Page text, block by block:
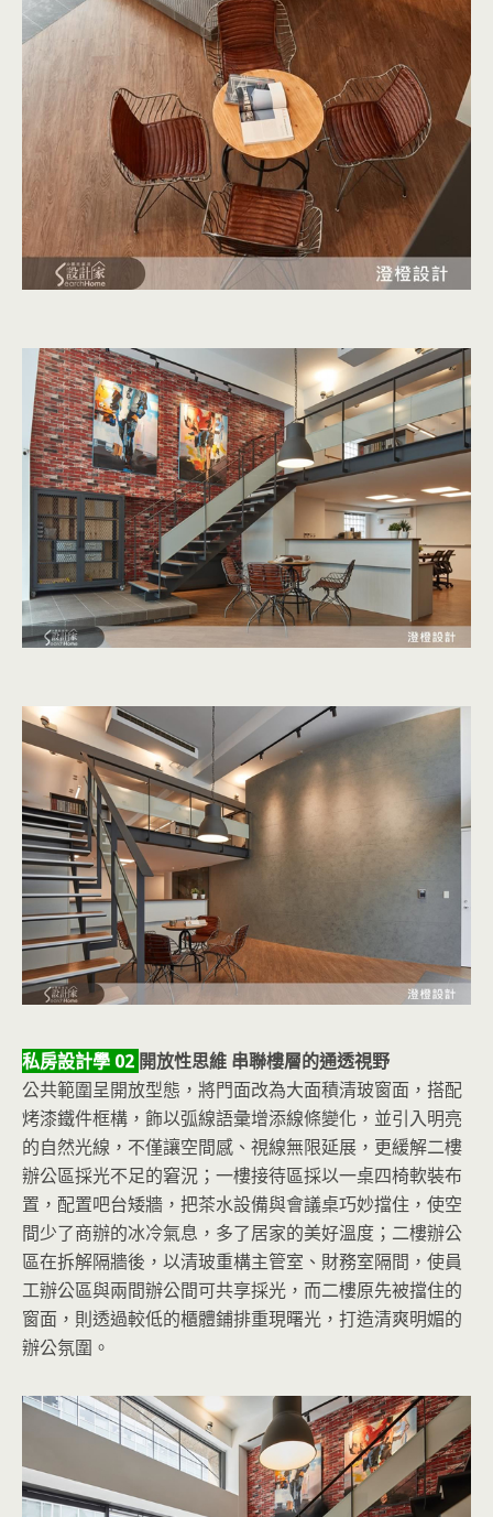
私房設計學 02 開放性思維 串聯樓層的通透視野
公共範圍呈開放型態，將門面改為大面積清玻窗面，搭配
烤漆鐵件框構，飾以弧線語彙增添線條變化，並引入明亮
的自然光線，不僅讓空間感、視線無限延展，更緩解二樓
辦公區採光不足的窘況；一樓接待區採以一桌四椅軟裝布
置，配置吧台矮牆，把茶水設備與會議桌巧妙擋住，使空
間少了商辦的冰冷氣息，多了居家的美好溫度；二樓辦公
區在拆解隔牆後，以清玻重構主管室、財務室隔間，使員
工辦公區與兩間辦公間可共享採光，而二樓原先被擋住的
窗面，則透過較低的櫃體鋪排重現曙光，打造清爽明媚的
辦公氛圍。